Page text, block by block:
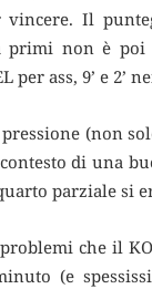
vincere. Il
primi non è
per ass, 9’ e 2’
(non
di una
parziale si
che il
(e